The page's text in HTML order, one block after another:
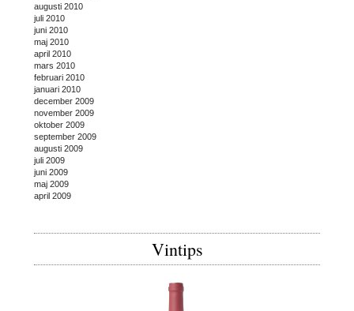
augusti 2010
juli 2010
juni 2010
maj 2010
april 2010
mars 2010
februari 2010
januari 2010
december 2009
november 2009
oktober 2009
september 2009
augusti 2009
juli 2009
juni 2009
maj 2009
april 2009
Vintips